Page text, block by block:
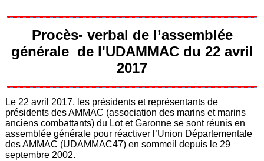
Procès- verbal de l’assemblée
générale de l'UDAMMAC du 22 avril
2017
Le 22 avril 2017, les présidents et représentants de
présidents des AMMAC (association des marins et marins
anciens combattants) du Lot et Garonne se sont réunis en
assemblée générale pour réactiver l’Union Départementale
des AMMAC (UDAMMAC47) en sommeil depuis le 29
septembre 2002.